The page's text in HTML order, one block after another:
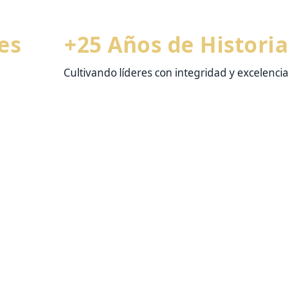
+25 Años de Historia
Cultivando líderes con integridad y excelencia